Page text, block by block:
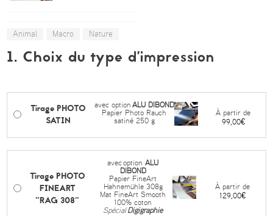
Animal Macro Nature
1. Choix du type d’impression
Tirage PHOTO
SATIN
avec option ALU DIBOND
Papier Photo Rauch
satiné 250 g
À partir de
99,00€
Tirage PHOTO
FINEART
"RAG 308"
avecoptionALU
DIBOND
Papier FineArt
Hahnemühle 308g
Mat FineArt Smooth
100% coton
SpécialDigigraphie
À partir de
129,00€